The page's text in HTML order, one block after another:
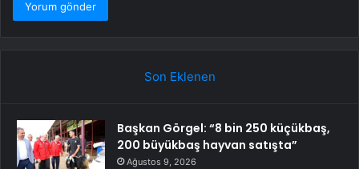
Son Eklenen
Başkan Görgel: “8 bin 250 küçükbaş,
200 büyükbaş hayvan satışta”
Ağustos 9, 2026